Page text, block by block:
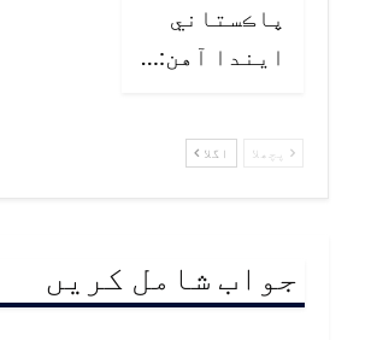
پاڪستاني
ايندا آهن:…
پچھلا اگلا
جواب شامل کریں